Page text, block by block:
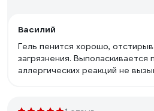
Василий
Гель пенится хорошо,
загрязнения. Выполаскивается
аллергических реакций не